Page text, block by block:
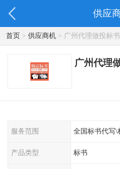
供应
首页> 供应商机> 广州代理做投标
广州代理
服务范围 全国标书代写\
产品类型 标书